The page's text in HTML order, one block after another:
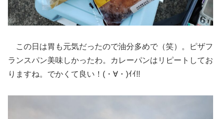
この日は胃も元気だったので油分多めで（笑）。ピザフ
ランスパン美味しかったわ。カレーパンはリピートしてお
りますね。でかくて良い！(・∀・)ｲｲ!!